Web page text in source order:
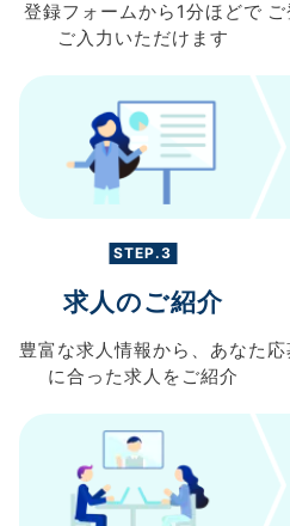
登録フォームから 1分ほどで
ご入力 いただけます
ご
STEP.3
求人のご紹介
豊富な求人情報から、 あなた
に合った求人を ご紹介